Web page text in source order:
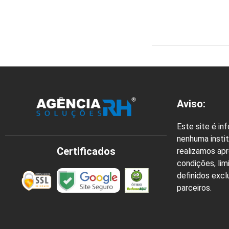
Certificados
Aviso:
Este site é
nenhuma
realizamos
condições,
definidos
parceiros.